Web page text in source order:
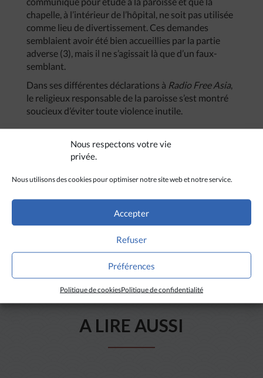
Nous respectons votre vie
privée.
Nous utilisons des cookies pour optimiser notre site web et notre service.
Accepter
Refuser
Préférences
Politique de cookiesPolitique de confidentialité
chapelle, à l’intérieur de l’hôpital, ne soit pas utilisée
comme lieu de divertissement. Ces demandes
semblaient avoir été bien accueillies par la partie
adverse (3), mais il ne s’agissait là que d’un faux-
semblant.
Dans ses différentes déclarations à Radio Free Asia,
le religieux responsable de la paroisse s’est montré
soucieux d’éviter toute violence inutile.
A LIRE AUSSI